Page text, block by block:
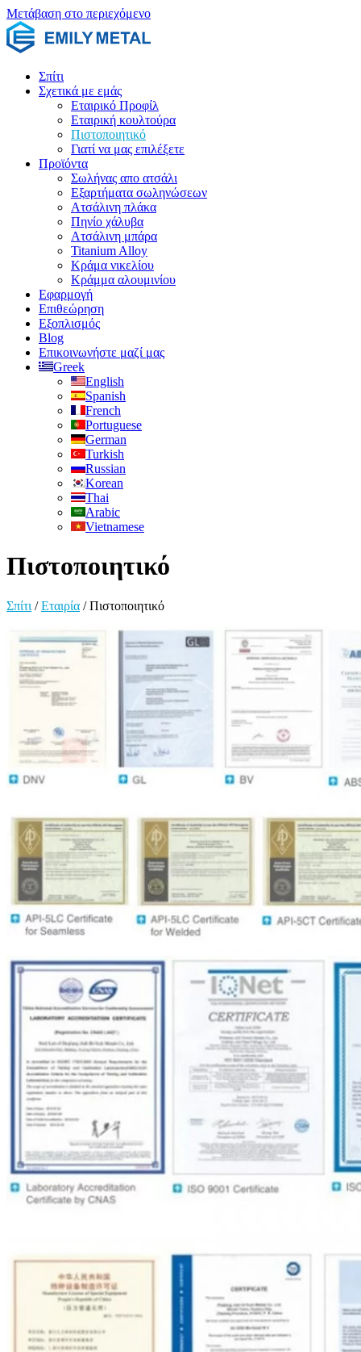
Μετάβαση στο περιεχόμενο
Σπίτι
Σχετικά με εμάς
Εταιρικό Προφίλ
Εταιρική κουλτούρα
Πιστοποιητικό
Γιατί να μας επιλέξετε
Προϊόντα
Σωλήνας απο ατσάλι
Εξαρτήματα σωληνώσεων
Ατσάλινη πλάκα
Πηνίο χάλυβα
Ατσάλινη μπάρα
Titanium Alloy
Κράμα νικελίου
Κράμμα αλουμινίου
Εφαρμογή
Επιθεώρηση
Εξοπλισμός
Blog
Επικοινωνήστε μαζί μας
Greek
English
Spanish
French
Portuguese
German
Turkish
Russian
Korean
Thai
Arabic
Vietnamese
Πιστοποιητικό
Σπίτι /Εταιρία /Πιστοποιητικό